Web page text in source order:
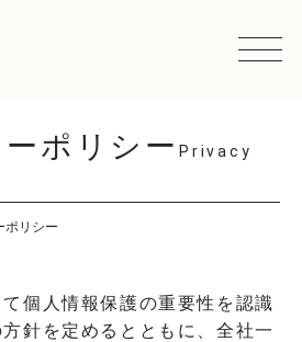
ポリシー Privacy
ポリシー
個人情報保護の重要性を認識
針を定めるとともに、全社一